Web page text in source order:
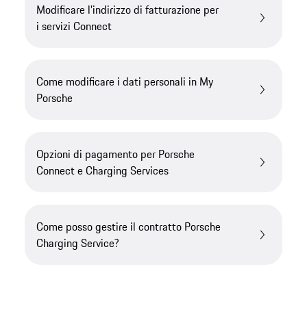
Modificare l'indirizzo di fatturazione per
i servizi Connect
Come modificare i dati personali in My
Porsche
Opzioni di pagamento per Porsche
Connect e Charging Services
Come posso gestire il contratto Porsche
Charging Service?